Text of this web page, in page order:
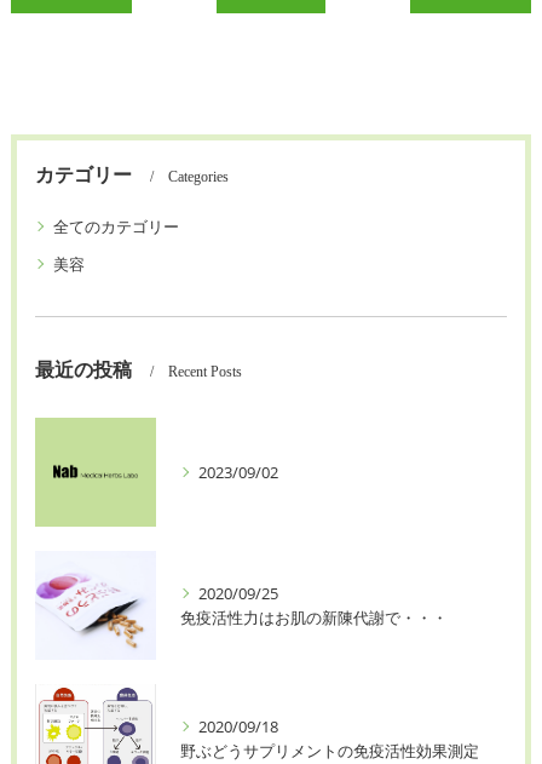
カテゴリー Categories
全てのカテゴリー
美容
最近の投稿 Recent Posts
2023/09/02
2020/09/25
免疫活性力はお肌の新陳代謝で・・・
2020/09/18
野ぶどうサプリメントの免疫活性効果測定